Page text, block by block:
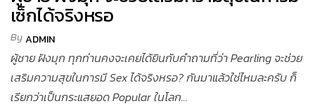
เซ็กได้จริงหรอ
ByADMIN
ผู้ชาย ฝังมุก ทุกท่านคงจะเคยได้ยินกับคำถามที่ว่า Pearling จะช่วย
เสริมความสุขในการมี Sex ได้จริงหรอ? กันมาแล้วใช่ไหมละครับ ก็
เรียกว่าเป็นกระแสยอด Popular ในโลก...